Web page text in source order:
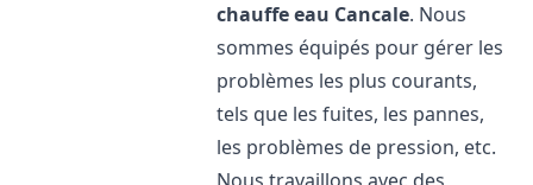
chauffe eau Cancale. Nous
sommes équipés pour gérer les
problèmes les plus courants,
tels que les fuites, les pannes,
les problèmes de pression, etc.